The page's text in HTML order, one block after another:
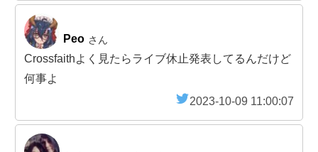
Peo さん
Crossfaithよく見たらライブ休止発表してるんだけど
何事よ
2023-10-09 11:00:07